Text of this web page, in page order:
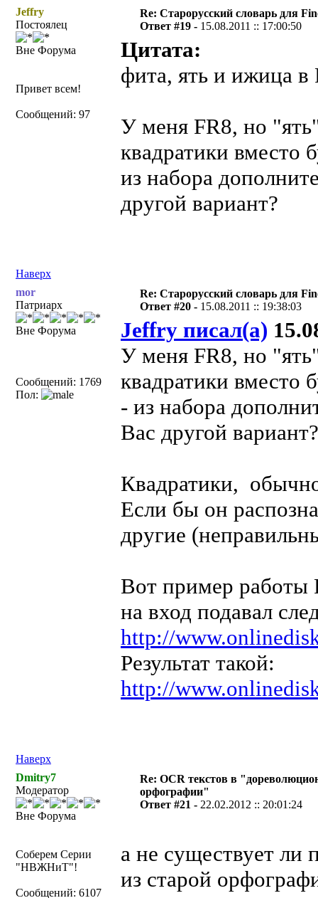
Jeffry
Постоялец
Вне Форума
Привет всем!
Сообщений: 97
Re: Старорусский словарь для
Ответ #19 - 15.08.2011 :: 17:00:50
Цитата:
фита, ять и ижица в
У меня FR8, но
квадратики вместо
из набора
другой вариант?
Наверх
mor
Патриарх
Вне Форума
Сообщений: 1769
Пол:
Re: Старорусский словарь для
Ответ #20 - 15.08.2011 :: 19:38:03
Jeffry писал(а)
У меня FR8, но
квадратики вместо
- из набора
Вас другой вариант?
Квадратики,
Если бы он
другие
Вот пример работы
на вход подавал
http://
Результат такой:
http://
Наверх
Dmitry7
Модератор
Вне Форума
Соберем Серии
"НВЖНиТ"!
Сообщений: 6107
Re: OCR текстов в
орфографии"
Ответ #21 - 22.02.2012 :: 20:01:24
а не существует ли
из старой